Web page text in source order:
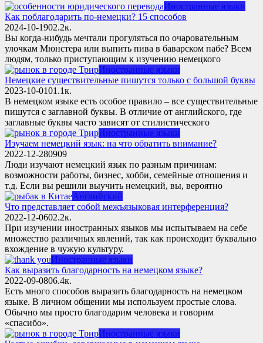
Иностранные языки
Как поблагодарить по-немецки? 15 способов
2024-10-1902.2к.
Вы когда-нибудь мечтали прогуляться по очаровательным
улочкам Мюнстера или выпить пива в баварском пабе? Всем
людям, только приступающим к изучению немецкого
Иностранные языки
Немецкие существительные пишутся только с большой буквы
2023-10-0101.1к.
В немецком языке есть особое правило – все существительные
пишутся с заглавной буквы. В отличие от английского, где
заглавные буквы часто зависят от стилистического
Иностранные языки
Изучаем немецкий язык: на что обратить внимание?
2022-12-280909
Люди изучают немецкий язык по разным причинам:
возможности работы, бизнес, хобби, семейные отношения и
т.д. Если вы решили выучить немецкий, вы, вероятно
Английский
Что представляет собой межъязыковая интерференция?
2022-12-0602.2к.
При изучении иностранных языков мы испытываем на себе
множество различных явлений, так как происходит буквально
вхождение в чужую культуру.
Иностранные языки
Как выразить благодарность на немецком языке?
2022-09-0806.4к.
Есть много способов выразить благодарность на немецком
языке. В личном общении мы используем простые слова.
Обычно мы просто благодарим человека и говорим
«спасибо».
Иностранные языки